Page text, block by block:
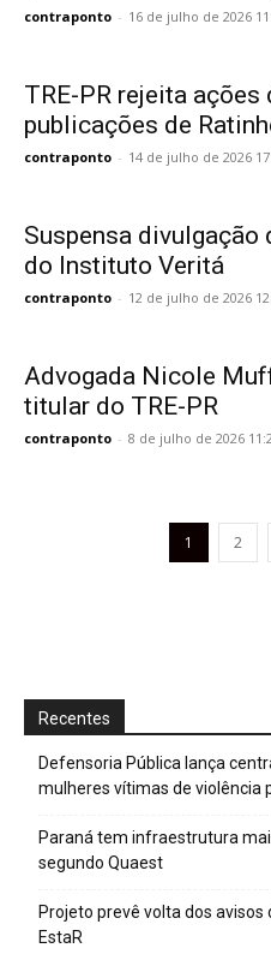
contraponto - 16 de julho de 2026
TRE-PR rejeita ações
publicações de
contraponto - 14 de julho de 2026
Suspensa
do Instituto Veritá
contraponto - 12 de julho de 2026
Advogada Nicole
titular do TRE-PR
contraponto - 8 de julho de 2026
1 2
Recentes
Defensoria Pública lança
mulheres vítimas de violência
Paraná tem infraestrutura
segundo Quaest
Projeto prevê volta dos
EstaR